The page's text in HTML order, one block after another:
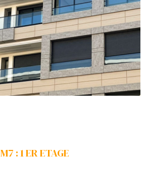
M7 : 1 ER ETAGE